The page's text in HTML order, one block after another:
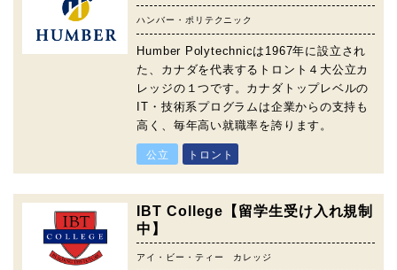
ハンバー・ポリテクニック
Humber Polytechnicは1967年に設立され
た、カナダを代表するトロント４大公立カ
レッジの１つです。カナダトップレベルの
IT・技術系プログラムは企業からの支持も
高く、毎年高い就職率を誇ります。
公立 トロント
IBT College【留学生受け入れ規制
中】
アイ・ビー・ティー カレッジ